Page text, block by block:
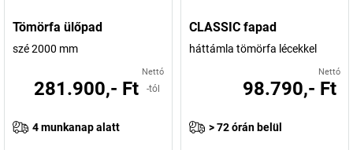
Tömörfa ülőpad
szé 2000 mm
Nettó
281.900,- Ft -tól
4 munkanap alatt
CLASSIC fapad
háttámla tömörfa lécekkel
Nettó
98.790,- Ft
> 72 órán belül